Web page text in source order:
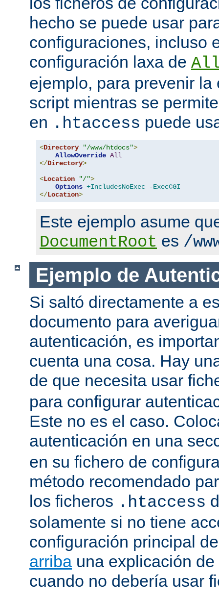
hecho se puede usar
configuraciones, incluso
configuración laxa de
ejemplo, para prevenir la
script mientras se
en .htaccess puede
<Directory "/www/htdocs">
AllowOverride All
</Directory>
<Location "/">
Options +IncludesNoExec
-ExecCGI
</Location>
Este ejemplo asume
DocumentRoot es /
Ejemplo de
Si saltó directamente a
documento para
autenticación, es
cuenta una cosa. Hay
de que necesita usar
para configurar
Este no es el caso.
autenticación en una
en su fichero de
método recomendado
los ficheros .htaccess
solamente si no tiene
configuración principal
arriba una explicación
cuando no debería usar